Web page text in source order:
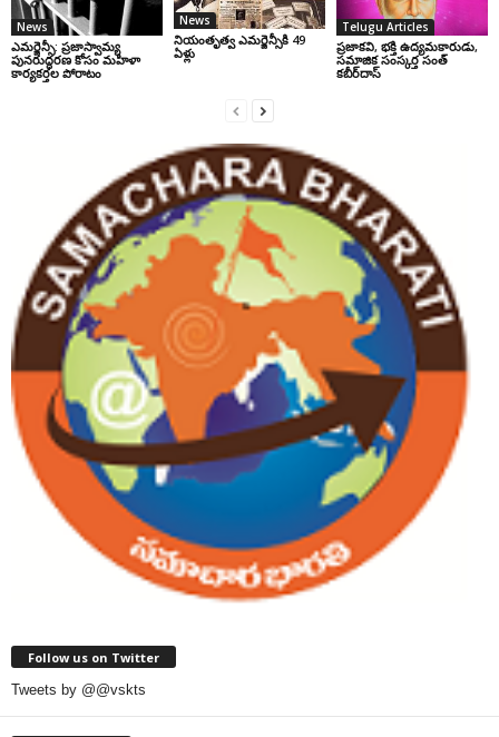
News
ఎమర్జెన్సీ: ప్రజాస్వామ్య
పునరుద్ధరణ కోసం మహిళా
కార్యకర్తల పోరాటం
News
నియంతృత్వ ఎమర్జెన్సీకి 49
ఏళ్లు
Telugu Articles
ప్రజాకవి, భక్తి ఉద్యమకారుడు,
సమాజిక సంస్కర్త సంత్‌
కబీర్‌దాస్‌
Follow us on Twitter
Tweets by @@vskts